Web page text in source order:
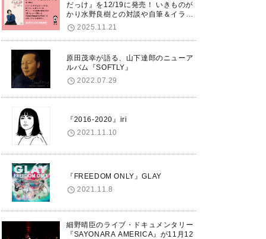
だっけ』を12/19に発売！ いきものが
かり水野良樹との対談や自筆＆イラス
トで綴る自分史も掲載。さらに自身の
誕生日12/18に渋谷で出版記念イベン
トを開催！
2025.11.21
原田茂幸が語る、山下達郎のニューア
ルバム『SOFTLY』
2022.07.29
『2016-2020』iri
2021.11.10
『FREEDOM ONLY』GLAY
2021.11.8
細野晴臣のライブ・ドキュメンタリー
『SAYONARA AMERICA』が11月12